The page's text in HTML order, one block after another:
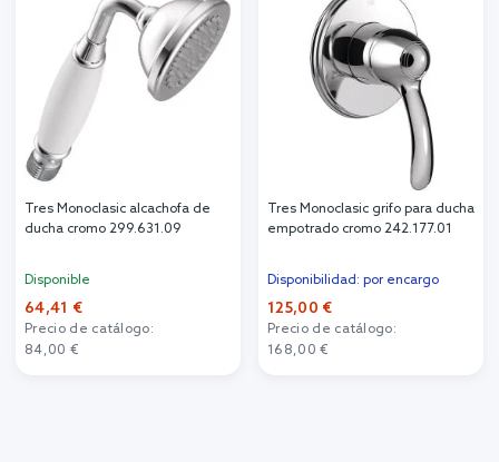
Tres Monoclasic alcachofa de
ducha cromo 299.631.09
Disponible
64,41 €
Precio de catálogo:
84,00 €
Tres Monoclasic grifo para ducha
empotrado cromo 242.177.01
Disponibilidad: por encargo
125,00 €
Precio de catálogo:
168,00 €